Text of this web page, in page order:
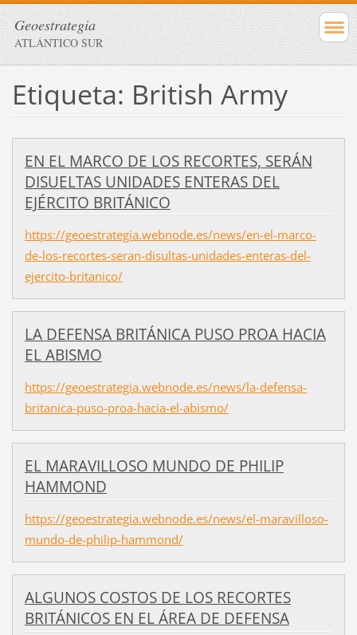
Geoestrategia
ATLÁNTICO SUR
Etiqueta: British Army
EN EL MARCO DE LOS RECORTES, SERÁN
DISUELTAS UNIDADES ENTERAS DEL
EJÉRCITO BRITÁNICO
https://geoestrategia.webnode.es/news/en-el-marco-
de-los-recortes-seran-disultas-unidades-enteras-del-
ejercito-britanico/
LA DEFENSA BRITÁNICA PUSO PROA HACIA
EL ABISMO
https://geoestrategia.webnode.es/news/la-defensa-
britanica-puso-proa-hacia-el-abismo/
EL MARAVILLOSO MUNDO DE PHILIP
HAMMOND
https://geoestrategia.webnode.es/news/el-maravilloso-
mundo-de-philip-hammond/
ALGUNOS COSTOS DE LOS RECORTES
BRITÁNICOS EN EL ÁREA DE DEFENSA